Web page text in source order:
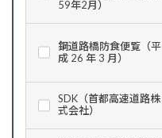
59年2月）
鋼道路橋防食便覧（平
成 26 年 3 月）
SDK（首都高速道路株
式会社）